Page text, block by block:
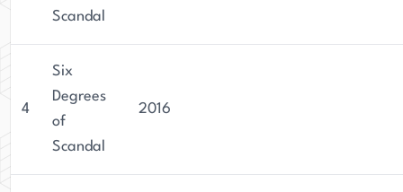
Scandal
4
Six
Degrees
of
Scandal
2016